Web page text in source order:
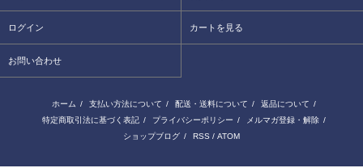
ログイン カートを見る
お問い合わせ
ホーム / 支払い方法について / 配送・送料について / 返品について /
特定商取引法に基づく表記 / プライバシーポリシー / メルマガ登録・解除 /
ショップブログ / RSS / ATOM